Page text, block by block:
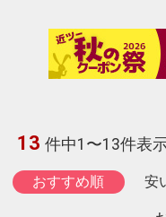
13 件中1〜13件表
おすすめ順 安